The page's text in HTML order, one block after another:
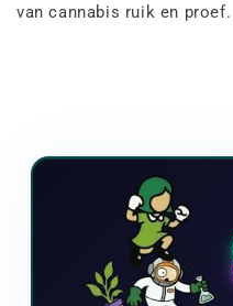
van cannabis ruik en proef.